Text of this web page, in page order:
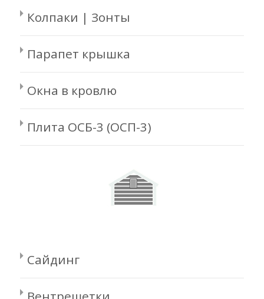
Колпаки | Зонты
Парапет крышка
Окна в кровлю
Плита ОСБ-3 (ОСП-3)
Сайдинг